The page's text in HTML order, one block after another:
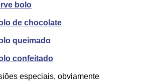
bolo
de chocolate
queimado
confeitado
especiais, obviamente